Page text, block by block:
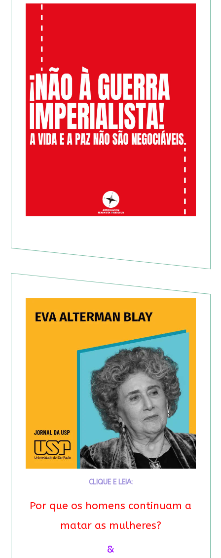
CLIQUE E LEIA:
Por que os homens continuam a
matar as mulheres?
&